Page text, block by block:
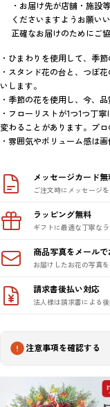
・お届け先が店舗・施設
くださいますようお願い
正確なお届けのためにご
・ひまわりを使用して、季
・スタンド花の台と、つぼ
いします。
・季節の花を使用し、今、
・フローリストが1つ1つ丁
変わることがあります。プ
・雰囲気やボリューム感は
メッセージカード無
ご注文時にメッセージ
ラッピング無料
ギフトに最適な丁寧な
商品写真をメールで
お届けしたお花の写真
請求書後払い対応
法人様は請求書による
注意事項を確認する